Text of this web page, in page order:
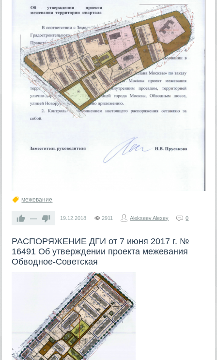
межевание
— 19.12.2018 2911 Alekseev Alexey 0
РАСПОРЯЖЕНИЕ ДГИ от 7 июня 2017 г. №
16491 Об утверждении проекта межевания
Обводное-Советская